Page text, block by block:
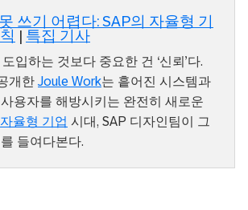
쓰기 어렵다: SAP의 자율형 기
| 특집 기사
입하는 것보다 중요한 건 ‘신뢰’다.
개한 Joule Work는 흩어진 시스템과
용자를 해방시키는 완전히 새로운
자율형 기업 시대, SAP 디자인팀이 그
들여다본다.